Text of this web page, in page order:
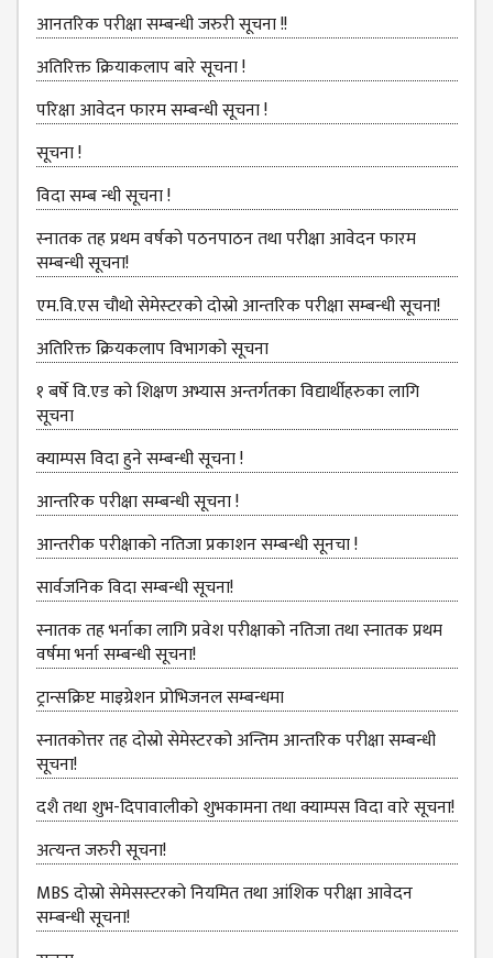
ENGLISH
HUMANITIES &
SOCIAL
SCIENCE
DEPARTMENT
EDUCATION
DEPARTMENT
MANAGEMENT
DEPARTMENT
FACULTY
MEMBERS
TEACHING
STAFFS
NON
TEACHING
STAFFS
COURSES
BACHELOR
MANAGEMENT(BBS)
EDUCATION(B.ED)
HUMANITIES (BA)
MASTER
EDUCATION(M.ED)
MANAGEMENT
ACADEMIC
आनतरिक परीक्षा सम्बन्धी जरुरी सूचना !!
अतिरिक्त क्रियाकलाप बारे सूचना !
परिक्षा आवेदन फारम सम्बन्धी सूचना !
सूचना !
विदा सम्ब न्धी सूचना !
स्‍नातक तह प्रथम वर्षको पठनपाठन तथा परीक्षा आवेदन फारम
सम्बन्धी सूचना!
एम.वि.एस चौथो सेमेस्‍टरको दोस्रो आन्तरिक परीक्षा सम्बन्धी सूचना!
अतिरिक्त क्रियकलाप विभागको सूचना
१ बर्षे वि.एड को शिक्षण अभ्यास अन्तर्गतका विद्यार्थीहरुका लागि
सूचना
क्याम्पस विदा हुने सम्बन्धी सूचना !
आन्‍तरिक परीक्षा सम्बन्धी सूचना !
आन्तरीक परीक्षाको नतिजा प्रकाशन सम्बन्धी सूनचा !
सार्वजनिक विदा सम्बन्धी सूचना!
स्नातक तह भर्नाका लागि प्रवेश परीक्षाको नतिजा तथा स्नातक प्रथम
वर्षमा भर्ना सम्बन्धी सूचना!
ट्रान्सक्रिप्ट माइग्रेशन प्रोभिजनल सम्बन्धमा
स्नातकोत्तर तह दोस्रो सेमेस्टरको अन्तिम आन्तरिक परीक्षा सम्बन्धी
सूचना!
दशै तथा शुभ-दिपावालीको शुभकामना तथा क्याम्पस विदा वारे सूचना!
अत्‍यन्‍त जरुरी सूचना!
MBS दोस्रो सेमेसस्‍टरको नियमित तथा आंशिक परीक्षा आवेदन
सम्‍बन्धी सूचना!